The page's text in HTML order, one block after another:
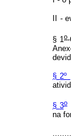
- e
§ 1o-
Anex
§ 2º
a
§ 3o
na f